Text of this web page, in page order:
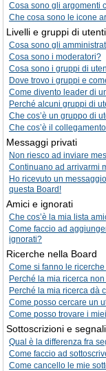
Cosa sono gli argomenti
Che cosa sono le icone
Livelli e gruppi di utenti
Cosa sono gli
Cosa sono i moderatori?
Cosa sono i gruppi di
Dove trovo i gruppi e
Come divento leader di
Perché alcuni gruppi di
Che cos’è un gruppo di
Che cos’è il collegamento
Messaggi privati
Non riesco ad inviare
Continuano ad arrivarmi
Ho ricevuto un
questa Board!
Amici e ignorati
Che cos’è la mia lista
Come faccio ad
ignorati?
Ricerche nella Board
Come si fanno le
Perché la mia ricerca
Perché la mia ricerca dà
Come posso cercare un
Come posso trovare i
Sottoscrizioni e
Qual è la differenza fra
Come faccio ad
Come cancello le mie